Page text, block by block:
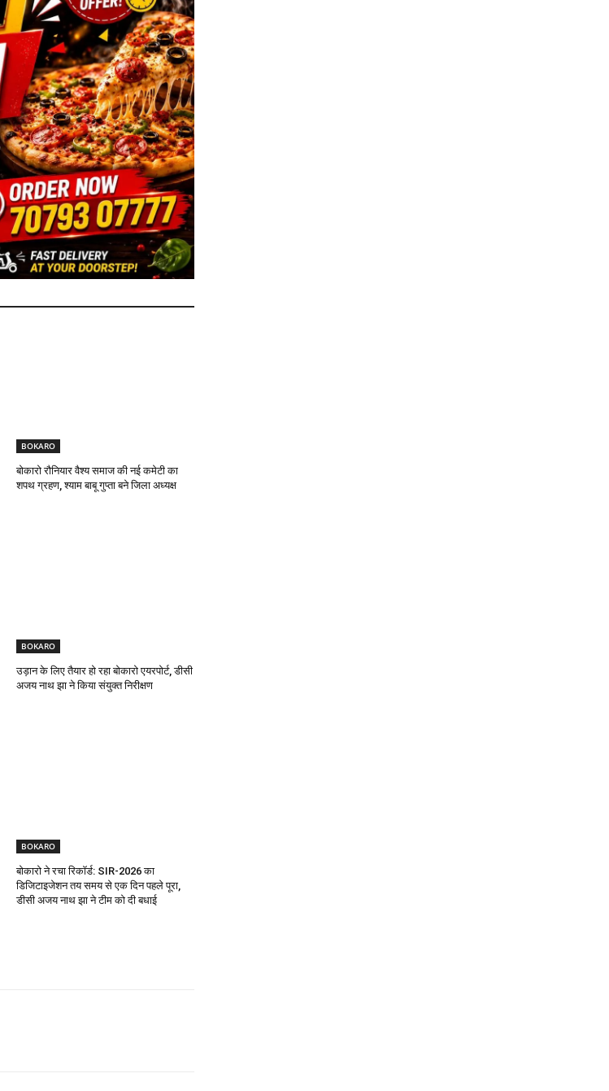
BOKARO
बोकारो रौनियार वैश्य समाज की नई कमेटी का
शपथ ग्रहण, श्याम बाबू गुप्ता बने जिला अध्यक्ष
BOKARO
उड़ान के लिए तैयार हो रहा बोकारो एयरपोर्ट, डीसी
अजय नाथ झा ने किया संयुक्त निरीक्षण
BOKARO
बोकारो ने रचा रिकॉर्ड: SIR-2026 का
डिजिटाइजेशन तय समय से एक दिन पहले पूरा,
डीसी अजय नाथ झा ने टीम को दी बधाई